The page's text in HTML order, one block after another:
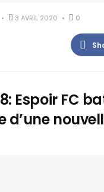
3 AVRIL 2020 0
Espoir FC